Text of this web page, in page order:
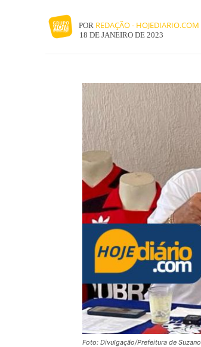
POR REDAÇÃO - HOJEDIARIO.COM
18 DE JANEIRO DE 2023
Foto: Divulgação/Prefeitura de Suzano